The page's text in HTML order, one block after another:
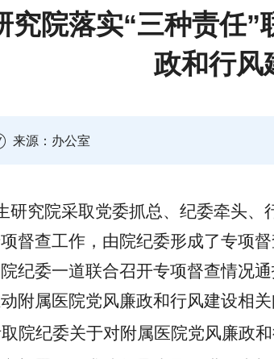
究院落实“三种责任
政和行风
来源：办公室
研究院采取党委抓总、纪委牵头
督查工作，由院纪委形成了专项
纪委一道联合召开专项督查情况
附属医院党风廉政和行风建设相关
院纪委关于对附属医院党风廉政